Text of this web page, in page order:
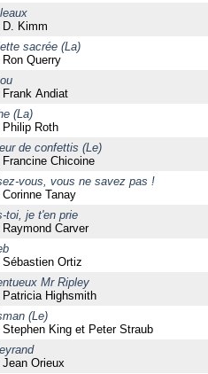
D. Kimm
sacrée (La)
Ron Querry
Frank Andiat
(La)
Philip Roth
de confettis (Le)
Francine Chicoine
vous, vous ne savez pas !
Corinne Tanay
toi, je t'en prie
Raymond Carver
Sébastien Ortiz
Mr Ripley
Patricia Highsmith
(Le)
Stephen King et Peter Straub
Jean Orieux